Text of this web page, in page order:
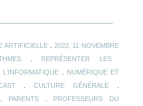
ARTIFICIELLE 2022, 11 NOVEMBRE
. REPRÉSENTER LES
.
NUMÉRIQUE ET
.CULTURE GÉNÉRALE
PARENTS PROFESSEURS DU